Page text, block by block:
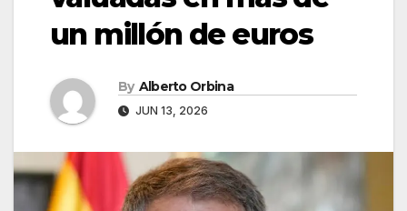
un millón de euros
By Alberto Orbina
JUN 13, 2026